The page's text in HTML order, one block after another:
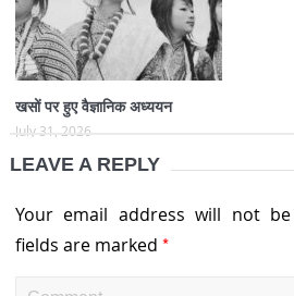
खसों पर हुए वैज्ञानिक अध्ययन
July 31, 2026
LEAVE A REPLY
Your email address will not be
fields are marked *